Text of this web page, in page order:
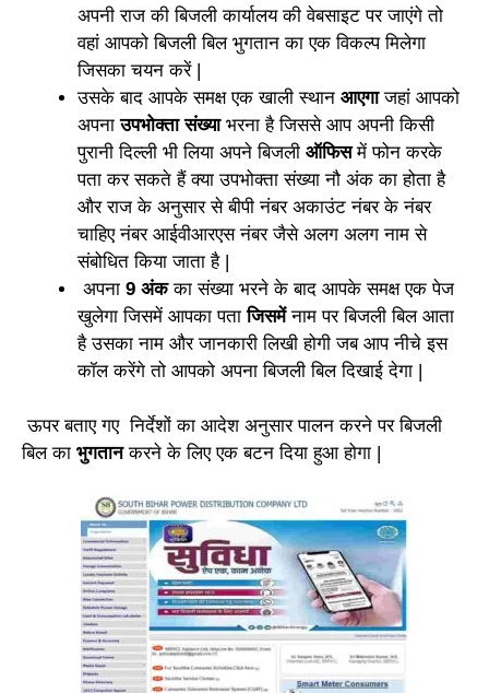
अपनी राज की बिजली कार्यालय की वेबसाइट पर जाएंगे तो
वहां आपको बिजली बिल भुगतान का एक विकल्प मिलेगा
जिसका चयन करें |
उसके बाद आपके समक्ष एक खाली स्थान आएगाजहां आपको
अपनाउपभोक्ता संख्याभरना है जिससे आप अपनी किसी
पुरानी दिल्ली भी लिया अपने बिजली ऑफिसमें फोन करके
पता कर सकते हैं क्या उपभोक्ता संख्या नौ अंक का होता है
और राज के अनुसार से बीपी नंबर अकाउंट नंबर के नंबर
चाहिए नंबर आईवीआरएस नंबर जैसे अलग अलग नाम से
संबोधित किया जाता है |
अपना 9 अंकका संख्या भरने के बाद आपके समक्ष एक पेज
खुलेगा जिसमें आपका पताजिसमेंनाम पर बिजली बिल आता
है उसका नाम और जानकारी लिखी होगी जब आप नीचे इस
कॉल करेंगे तो आपको अपना बिजली बिल दिखाई देगा |
ऊपर बताए गए निर्देशों का आदेश अनुसार पालन करने पर बिजली
बिल का भुगतानकरने के लिए एक बटन दिया हुआ होगा |